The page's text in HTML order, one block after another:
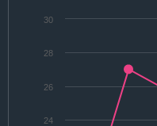
24
26
28
30